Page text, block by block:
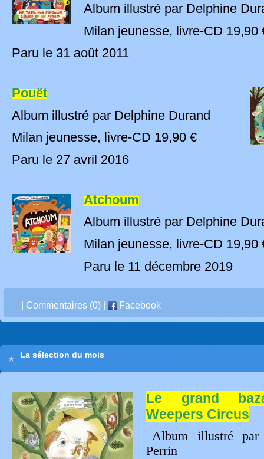
Album illustré par Delphine
Milan jeunesse, livre-CD 19,90
Paru le 31 août 2011
Pouët
Album illustré par Delphine Durand
Milan jeunesse, livre-CD 19,90 €
Paru le 27 avril 2016
Atchoum
Album illustré par Delphine
Milan jeunesse, livre-CD 19,90
Paru le 11 décembre 2019
Commentaires (0) Facebook
La sélection du mois
Le grand
Weepers Circus
Album illustré par
Perrin